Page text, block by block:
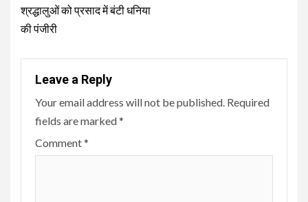
श्रद्धालुओं को प्रसाद में बंटी धनिया
की पंजीरी
Leave a Reply
Your email address will not be published. Required
fields are marked*
Comment*